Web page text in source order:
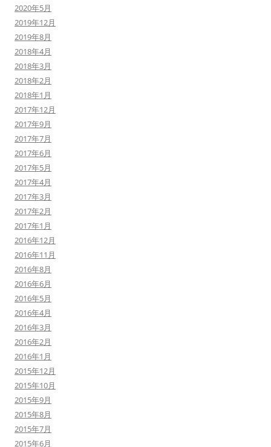
2020年5月
2019年12月
2019年8月
2018年4月
2018年3月
2018年2月
2018年1月
2017年12月
2017年9月
2017年7月
2017年6月
2017年5月
2017年4月
2017年3月
2017年2月
2017年1月
2016年12月
2016年11月
2016年8月
2016年6月
2016年5月
2016年4月
2016年3月
2016年2月
2016年1月
2015年12月
2015年10月
2015年9月
2015年8月
2015年7月
2015年6月